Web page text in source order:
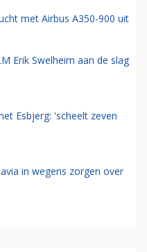
met Airbus A350-900 uit
Erik Swelheim aan de slag
Esbjerg: 'scheelt zeven
in wegens zorgen over